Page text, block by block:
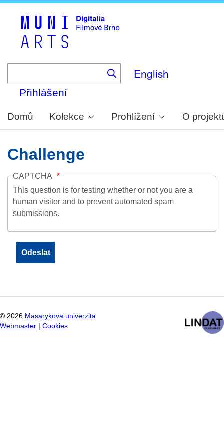
English
Přihlášení
Domů Kolekce Prohlížení O
Challenge
CAPTCHA
This question is for testing whether or not you are a
human visitor and to prevent automated spam
submissions.
© 2026 Masarykova univerzita
Webmaster
Cookies